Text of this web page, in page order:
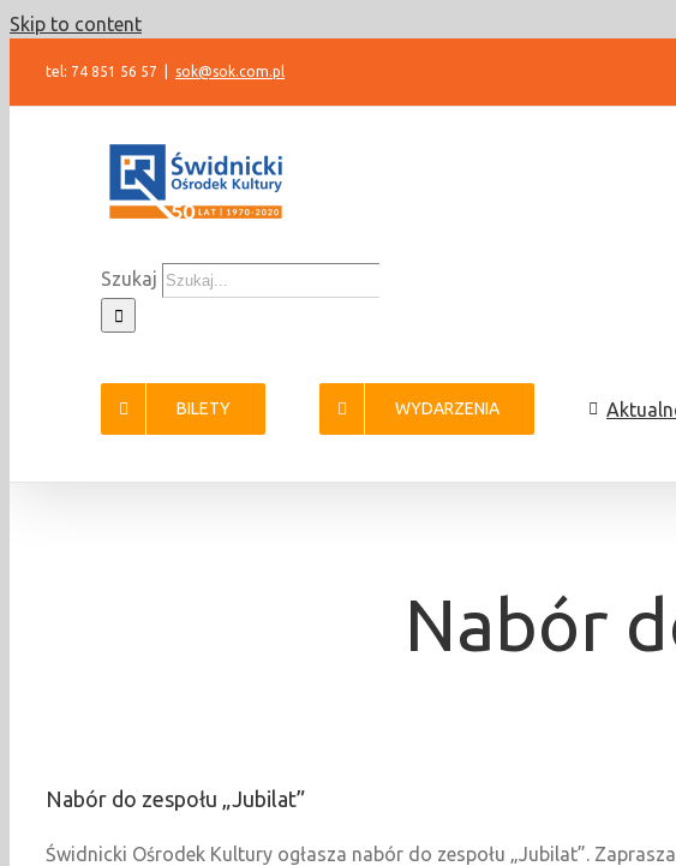
Skip to content
tel: 74 851 56 57 sok@sok.com.pl
Szukaj
BILETY WYDARZENIA
Nabór
Nabór do zespołu „Jubilat”
Świdnicki Ośrodek Kultury ogłasza nabór do zespołu „Jubilat”.